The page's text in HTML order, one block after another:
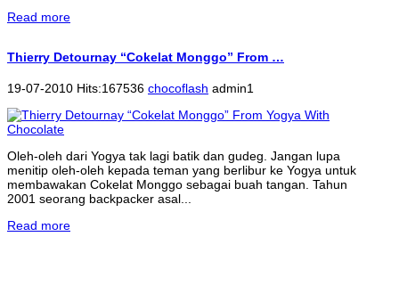
Read more
Thierry Detournay “Cokelat Monggo” From …
19-07-2010 Hits:167536 chocoflash admin1
Oleh-oleh dari Yogya tak lagi batik dan gudeg. Jangan lupa
menitip oleh-oleh kepada teman yang berlibur ke Yogya untuk
membawakan Cokelat Monggo sebagai buah tangan. Tahun
2001 seorang backpacker asal...
Read more